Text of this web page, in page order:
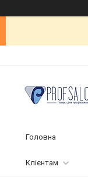
Головна
Клієнтам